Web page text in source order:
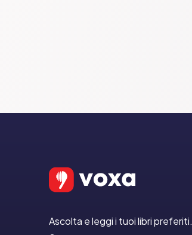
Ascolta e leggi i tuoi libri preferiti.